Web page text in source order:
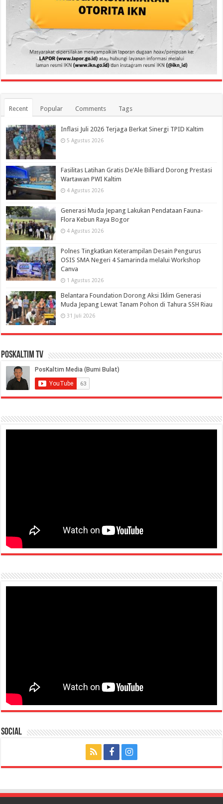
Recent Popular Comments Tags
Inflasi Juli 2026 Terjaga Berkat Sinergi TPID Kaltim
5 Agustus 2026
Fasilitas Latihan Gratis De’Ale Billiard Dorong Prestasi
Wartawan PWI Kaltim
4 Agustus 2026
Generasi Muda Jepang Lakukan Pendataan Fauna-
Flora Kebun Raya Bogor
4 Agustus 2026
Polnes Tingkatkan Keterampilan Desain Pengurus
OSIS SMA Negeri 4 Samarinda melalui Workshop
Canva
1 Agustus 2026
Belantara Foundation Dorong Aksi Iklim Generasi
Muda Jepang Lewat Tanam Pohon di Tahura SSH Riau
31 Juli 2026
PosKaltim TV
Social